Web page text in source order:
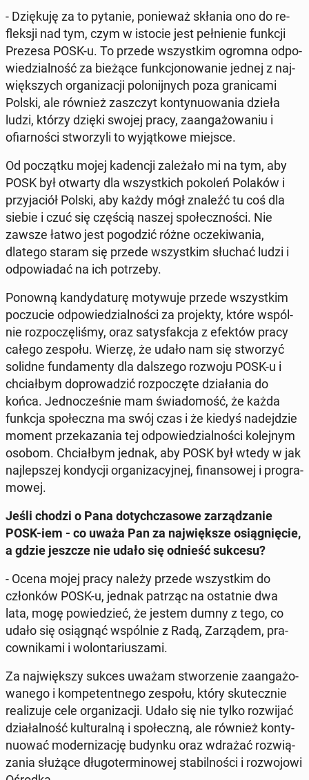
- Dzię­ku­ję za to pytanie, po­nie­waż skłania ono do re­
flek­sji nad tym, czym w istocie jest peł­nie­nie funkcji
Prezesa POSK-u. To przede wszyst­kim ogromna od­po­
wie­dzial­ność za bieżące funk­cjo­no­wa­nie jednej z naj­
więk­szych or­ga­ni­za­cji po­lo­nij­nych poza gra­ni­ca­mi
Polski, ale również za­szczyt kon­ty­nu­owa­nia dzieła
ludzi, którzy dzięki swojej pracy, za­an­ga­żo­wa­niu i
ofiar­no­ści stwo­rzy­li to wy­jąt­ko­we miejsce.
Od po­cząt­ku mojej ka­den­cji za­le­ża­ło mi na tym, aby
POSK był otwarty dla wszyst­kich pokoleń Polaków i
przy­ja­ciół Polski, aby każdy mógł znaleźć tu coś dla
siebie i czuć się częścią naszej spo­łecz­no­ści. Nie
zawsze łatwo jest po­go­dzić różne ocze­ki­wa­nia,
dlatego staram się przede wszyst­kim słuchać ludzi i
od­po­wia­dać na ich po­trze­by.
Ponowną kan­dy­da­tu­rę mo­ty­wu­je przede wszyst­kim
po­czu­cie od­po­wie­dzial­no­ści za pro­jek­ty, które wspól­
nie roz­po­czę­li­śmy, oraz sa­tys­fak­cja z efektów pracy
całego zespołu. Wierzę, że udało nam się stwo­rzyć
solidne fun­da­men­ty dla dal­sze­go rozwoju POSK-u i
chciał­bym do­pro­wa­dzić roz­po­czę­te dzia­ła­nia do
końca. Jed­no­cze­śnie mam świa­do­mość, że każda
funkcja spo­łecz­na ma swój czas i że kiedyś na­dej­dzie
moment prze­ka­za­nia tej od­po­wie­dzial­no­ści ko­lej­nym
osobom. Chciał­bym jednak, aby POSK był wtedy w jak
naj­lep­szej kon­dy­cji or­ga­ni­za­cyj­nej, fi­nan­so­wej i pro­gra­
mo­wej.
Jeśli chodzi o Pana do­tych­cza­so­we za­rzą­dza­nie
POSK-iem - co uważa Pan za naj­więk­sze osią­gnię­cie,
a gdzie jeszcze nie udało się odnieść sukcesu?
- Ocena mojej pracy należy przede wszyst­kim do
człon­ków POSK-u, jednak patrząc na ostat­nie dwa
lata, mogę po­wie­dzieć, że jestem dumny z tego, co
udało się osią­gnąć wspól­nie z Radą, Za­rzą­dem, pra­
cow­ni­ka­mi i wo­lon­ta­riu­sza­mi.
Za naj­więk­szy sukces uważam stwo­rze­nie za­an­ga­żo­
wa­ne­go i kom­pe­tent­ne­go zespołu, który sku­tecz­nie
re­ali­zu­je cele or­ga­ni­za­cji. Udało się nie tylko roz­wi­jać
dzia­łal­ność kul­tu­ral­ną i spo­łecz­ną, ale również kon­ty­
nu­ować mo­der­ni­za­cję budynku oraz wdrażać roz­wią­
za­nia służące dłu­go­ter­mi­no­wej sta­bil­no­ści i roz­wo­jo­wi